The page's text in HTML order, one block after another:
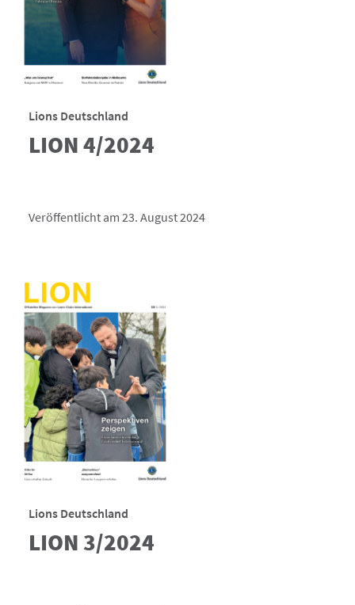
Lions Deutschland
LION 4/2024
Veröffentlicht am 23. August 2024
Lions Deutschland
LION 3/2024